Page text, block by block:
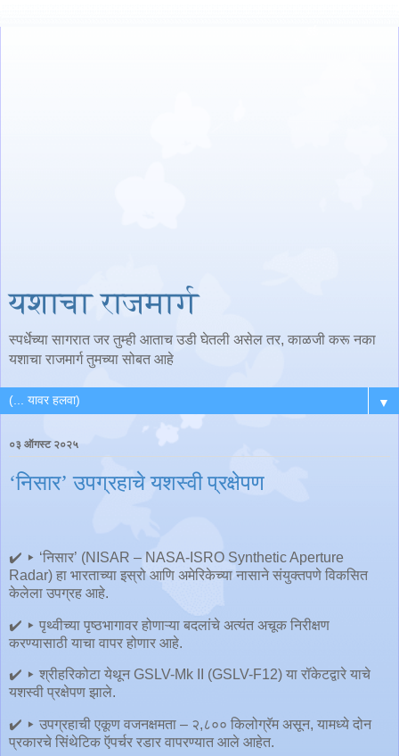
यशाचा राजमार्ग
स्पर्धेच्या सागरात जर तुम्ही आताच उडी घेतली असेल तर, काळजी करू नका
यशाचा राजमार्ग तुमच्या सोबत आहे
▼
०३ ऑगस्ट २०२५
‘निसार’ उपग्रहाचे यशस्वी प्रक्षेपण
✔️ ▸ ‘निसार’ (NISAR – NASA-ISRO Synthetic Aperture
Radar) हा भारताच्या इस्रो आणि अमेरिकेच्या नासाने संयुक्तपणे विकसित
केलेला उपग्रह आहे.
✔️ ▸ पृथ्वीच्या पृष्ठभागावर होणाऱ्या बदलांचे अत्यंत अचूक निरीक्षण
करण्यासाठी याचा वापर होणार आहे.
✔️ ▸ श्रीहरिकोटा येथून GSLV-Mk II (GSLV-F12) या रॉकेटद्वारे याचे
यशस्वी प्रक्षेपण झाले.
✔️ ▸ उपग्रहाची एकूण वजनक्षमता – २,८०० किलोग्रॅम असून, यामध्ये दोन
प्रकारचे सिंथेटिक ऍपर्चर रडार वापरण्यात आले आहेत.